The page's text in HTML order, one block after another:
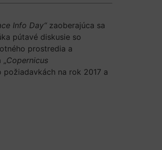
Info Day“zaoberajúca sa
pútavé diskusie so
prostredia a
„Copernicus
na rok 2017 a